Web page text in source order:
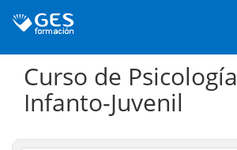
Curso de Psicología
Infanto-Juvenil